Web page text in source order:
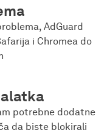
AdGuard
i Chromea do
potrebne dodatne
da biste blokirali